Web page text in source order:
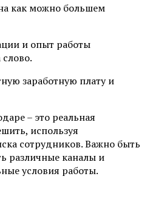
как можно большем
и опыт работы
слово.
заработную плату и
– это реальная
используя
сотрудников. Важно быть
различные каналы и
условия работы.